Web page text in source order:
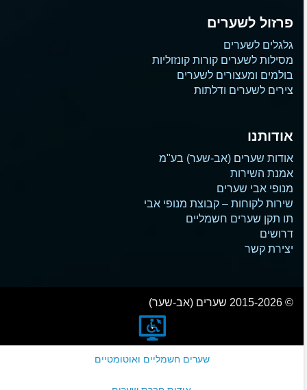
פרזול לשערים
גלגלים לשערים
מסילות לשערים קורות קונזוליות
בולמים ומעצורים לשערים
צירים לשערים ודלתות
אודותנו
אודות שערים (אב-שער) בע"מ
אמנת השירות
מנופי אבי שערים
שירות לקוחות – קבוצת מנופי אבי
תו תקן שערים חשמליים
דרושים
יצירת קשר
© 2015-2026 שערים (אב-שער)
שערים חשמליים ואוטומטיים